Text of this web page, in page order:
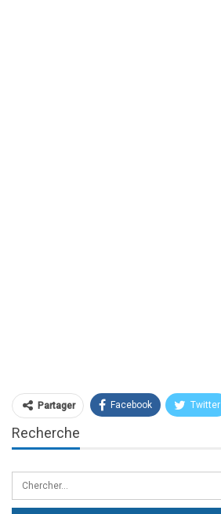
Partager Facebook Twitter
Recherche